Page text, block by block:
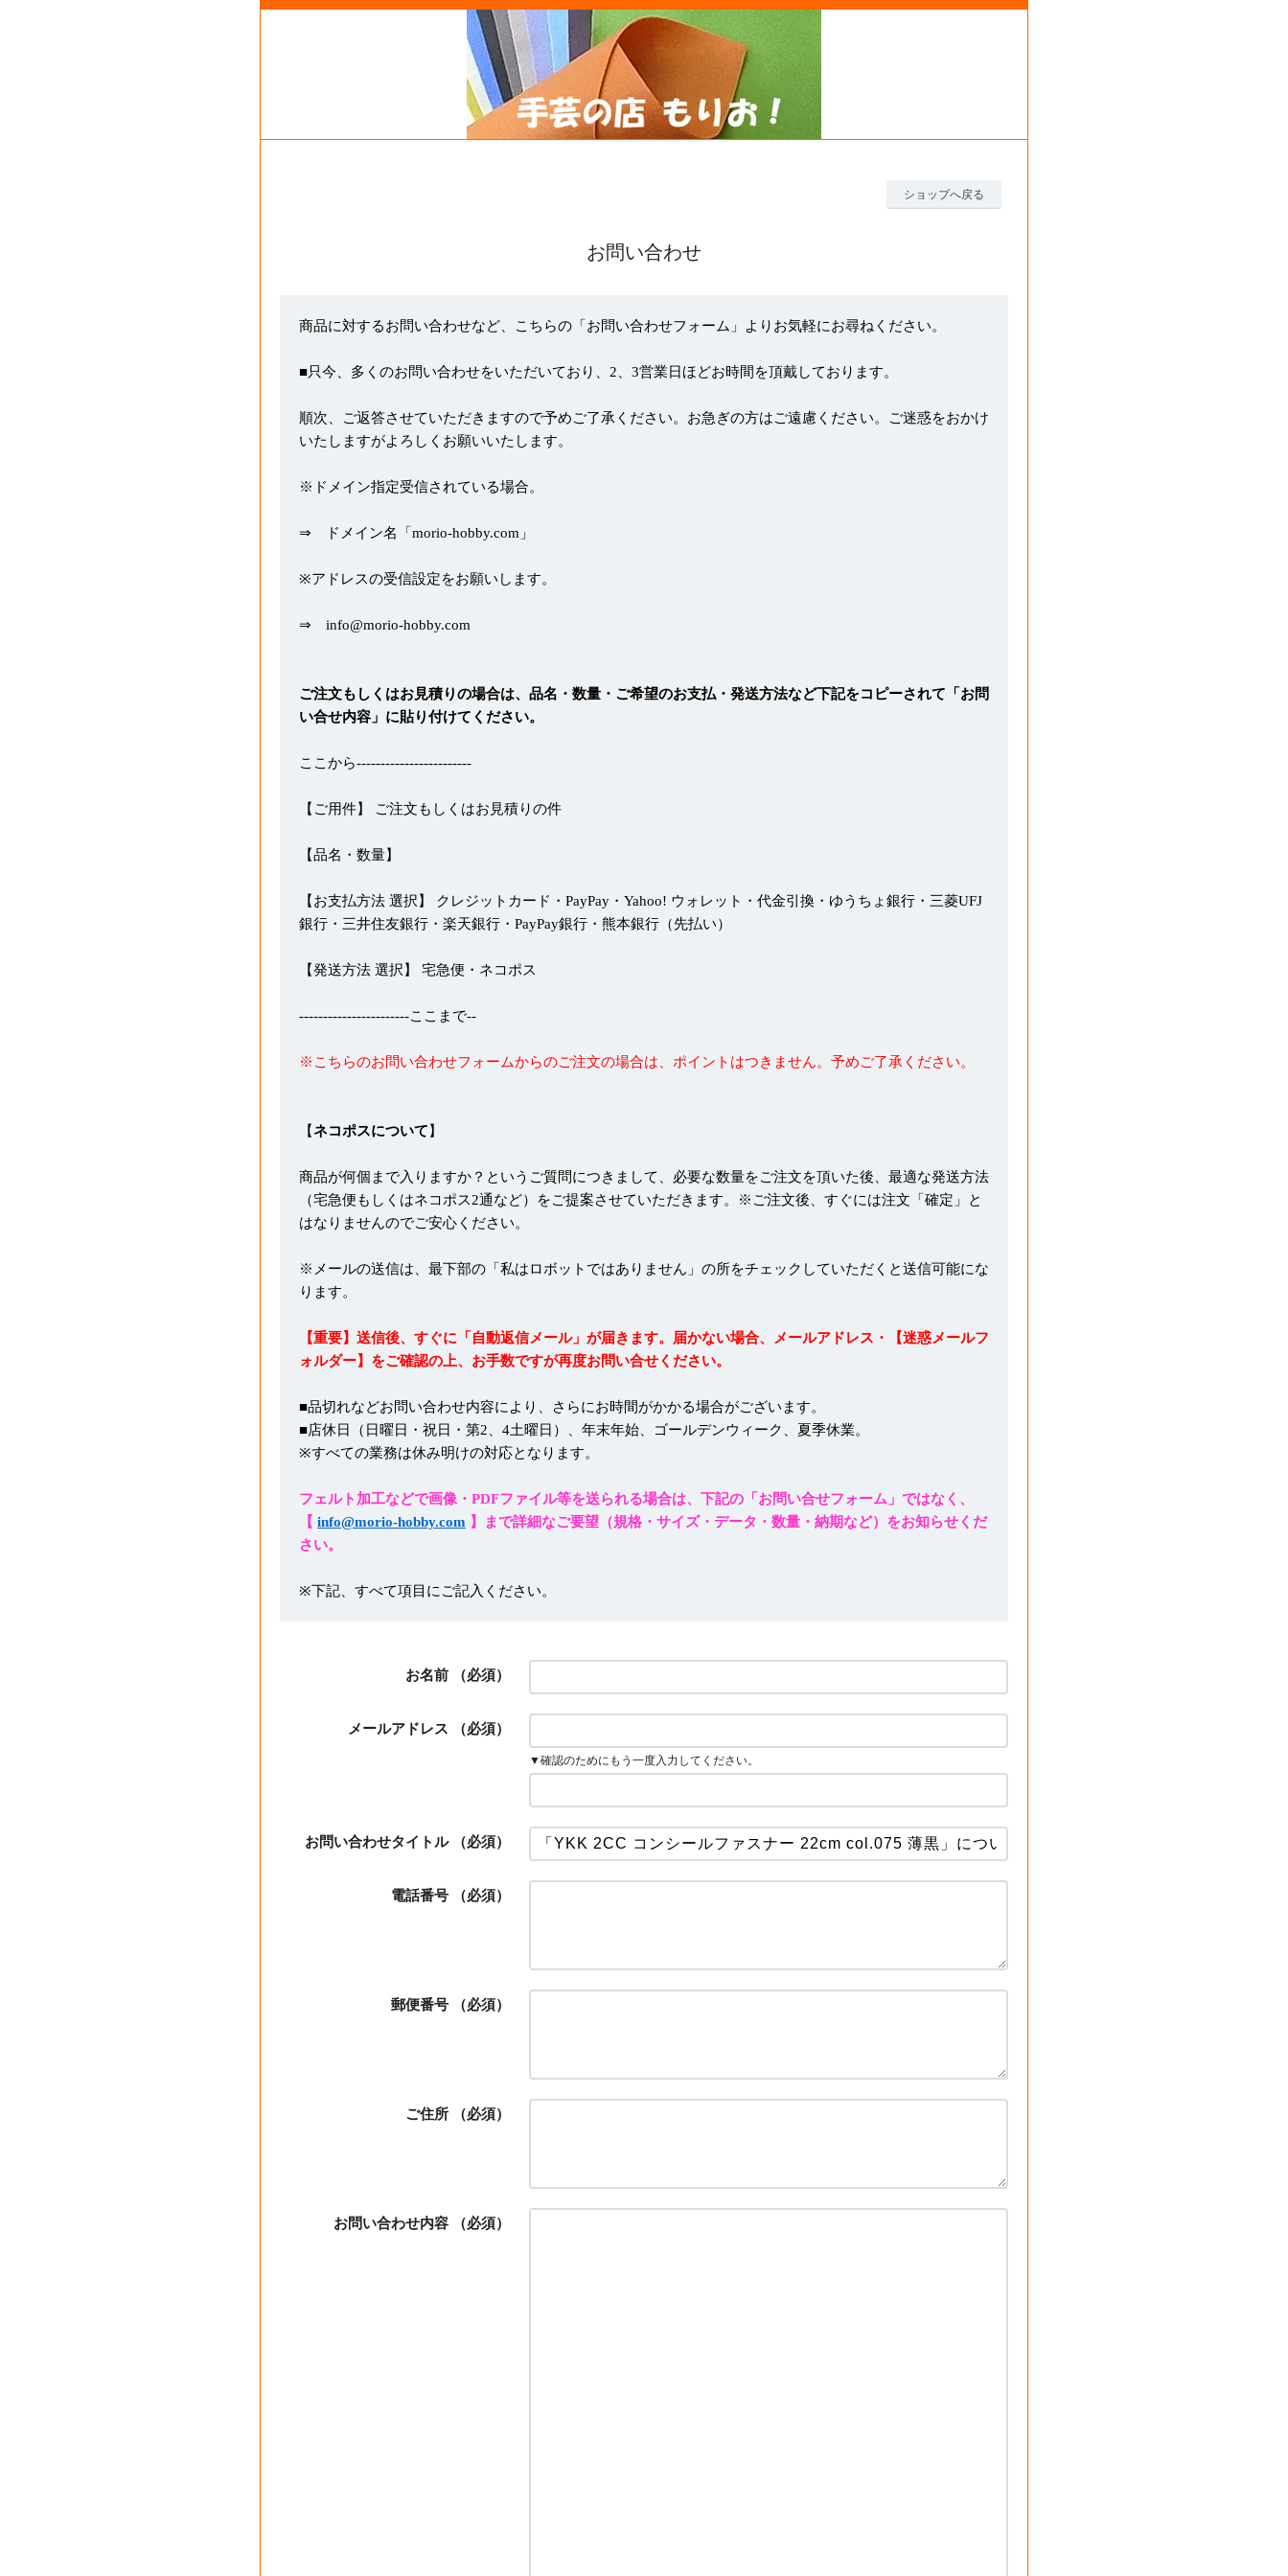
ショップへ戻る
お問い合わせ
商品に対するお問い合わせなど、こちらの「お問い合わせフォーム」よりお気軽にお尋ねください。
■只今、多くのお問い合わせをいただいており、2、3営業日ほどお時間を頂戴しております。
順次、ご返答させていただきますので予めご了承ください。お急ぎの方はご遠慮ください。ご迷惑をおかけ
いたしますがよろしくお願いいたします。
※ドメイン指定受信されている場合。
⇒ ドメイン名「morio-hobby.com」
※アドレスの受信設定をお願いします。
⇒ info@morio-hobby.com
ご注文もしくはお見積りの場合は、品名・数量・ご希望のお支払・発送方法など下記をコピーされて「お問
い合せ内容」に貼り付けてください。
ここから------------------------
【ご用件】 ご注文もしくはお見積りの件
【品名・数量】
【お支払方法 選択】 クレジットカード・PayPay・Yahoo! ウォレット・代金引換・ゆうちょ銀行・三菱UFJ
銀行・三井住友銀行・楽天銀行・PayPay銀行・熊本銀行（先払い）
【発送方法 選択】 宅急便・ネコポス
-----------------------ここまで--
※こちらのお問い合わせフォームからのご注文の場合は、ポイントはつきません。予めご了承ください。
【ネコポスについて 】
商品が何個まで入りますか？というご質問につきまして、必要な数量をご注文を頂いた後、最適な発送方法
（宅急便もしくはネコポス2通など）をご提案させていただきます。※ご注文後、すぐには注文「確定」と
はなりませんのでご安心ください。
※メールの送信は、最下部の「私はロボットではありません」の所をチェックしていただくと送信可能にな
ります。
【重要】送信後、すぐに「自動返信メール」が届きます。届かない場合、メールアドレス・【迷惑メールフ
ォルダー】をご確認の上、お手数ですが再度お問い合せください。
■品切れなどお問い合わせ内容により、さらにお時間がかかる場合がございます。
■店休日（日曜日・祝日・第2、4土曜日）、年末年始、ゴールデンウィーク、夏季休業。
※すべての業務は休み明けの対応となります。
フェルト加工などで画像・PDFファイル等を送られる場合は、下記の「お問い合せフォーム」ではなく、
【 info@morio-hobby.com 】まで詳細なご要望（規格・サイズ・データ・数量・納期など）をお知らせくだ
さい。
※下記、すべて項目にご記入ください。
お名前 （必須）
メールアドレス （必須）
▼確認のためにもう一度入力してください。
お問い合わせタイトル （必須）
電話番号 （必須）
郵便番号 （必須）
ご住所 （必須）
お問い合わせ内容 （必須）